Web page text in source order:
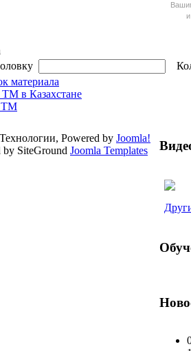
материала
в Казахстане
ТМ
Powered by Joomla!
by SiteGround Joomla Templates